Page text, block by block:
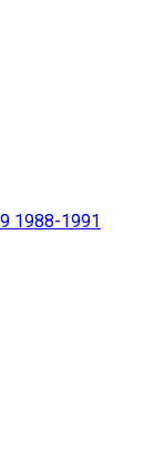
1988-1991